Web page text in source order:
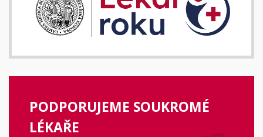
PODPORUJEME SOUKROMÉ
LÉKAŘE